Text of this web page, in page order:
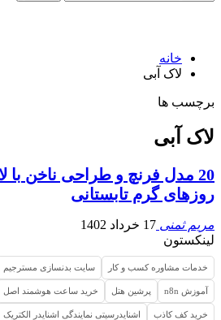
خانه
لاک آبی
برچسب ها
لاک آبی
20 مدل فرنچ و طراحی ناخن
روزهای گرم تابستانی
مریم ثمنی 17 خرداد 1402
لینکستون
خدمات مشاوره کسب و کار سایت بدنسازی مسترجیم
آموزش n8n پرشین هتل خرید ساعت هوشمند اصل
خرید کف کاذب اشنایدرسیتی نمایندگی اشنایدر الکتریک